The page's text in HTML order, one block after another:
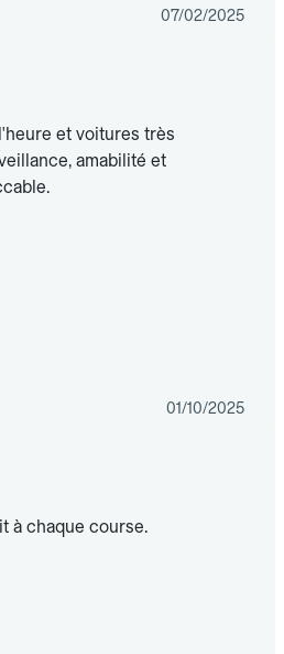
07/02/2025
et voitures très
amabilité et
01/10/2025
à chaque course.